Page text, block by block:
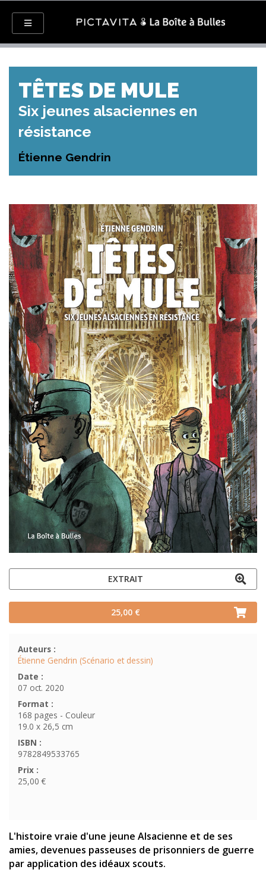
TÊTES DE MULE
Six jeunes alsaciennes en
résistance
Étienne Gendrin
EXTRAIT
25,00 €
Auteurs :
Étienne Gendrin (Scénario et dessin)
Date :
07 oct. 2020
Format :
168 pages - Couleur
19.0 x 26,5 cm
ISBN :
9782849533765
Prix :
25,00 €
L'histoire vraie d'une jeune Alsacienne et de ses
amies, devenues passeuses de prisonniers de guerre
par application des idéaux scouts.